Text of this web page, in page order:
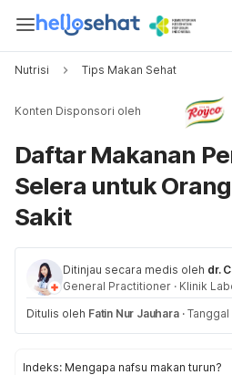
Nutrisi Tips Makan Sehat
Konten Disponsori oleh
Daftar Makanan
Selera untuk
Sakit
Ditinjau secara medis oleh dr.
General Practitioner · Klinik
Ditulis oleh Fatin Nur Jauhara ·
Indeks: Mengapa nafsu makan turun?